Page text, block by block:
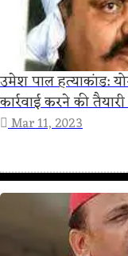
उमेश पाल हत्याकांड:
कार्रवाई करने की
Mar 11, 2023